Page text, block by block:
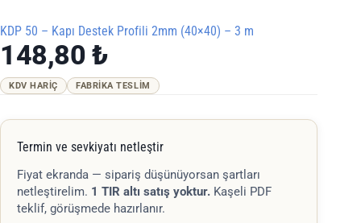
KDP 50 – Kapı Destek Profili 2mm (40×40) – 3 m
148,80 ₺
KDV HARIÇ FABRIKA TESLIM
Termin ve sevkiyatı netleştir
Fiyat ekranda — sipariş düşünüyorsan şartları
netleştirelim. 1 TIR altı satış yoktur. Kaşeli PDF
teklif, görüşmede hazırlanır.